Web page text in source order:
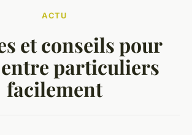
ACTU
et conseils pour
particuliers
facilement